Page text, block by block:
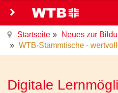
Startseite
Neues zur
WTB-Stammtische -
Digitale